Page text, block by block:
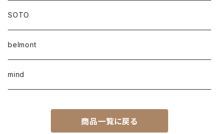
SOTO
belmont
mind
商品一覧に戻る